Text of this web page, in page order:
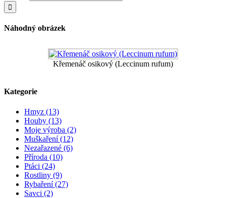
Náhodný obrázek
Křemenáč osikový (Leccinum rufum)
Kategorie
Hmyz (13)
Houby (13)
Moje výroba (2)
Muškaření (12)
Nezařazené (6)
Příroda (10)
Ptáci (24)
Rostliny (9)
Rybaření (27)
Savci (2)